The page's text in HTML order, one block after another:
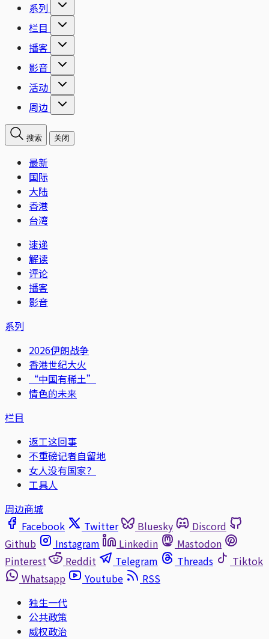
系列
栏目
播客
影音
活动
周边
搜索 关闭
最新
国际
大陆
香港
台湾
速递
解读
评论
播客
影音
系列
2026伊朗战争
香港世纪大火
“中国有稀土”
情色的未来
栏目
返工这回事
不重磅记者自留地
女人没有国家？
工具人
周边商城
Facebook
Twitter Bluesky
Discord
Github
Instagram Linkedin
Mastodon
Pinterest
Reddit Telegram Threads
Tiktok
Whatsapp
Youtube
RSS
独生一代
公共政策
威权政治